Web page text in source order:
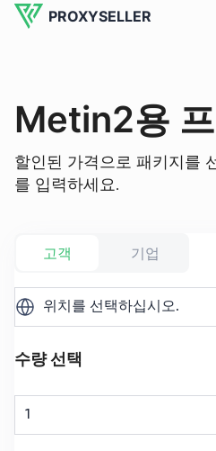
PROXYSELLER
Metin2용
할인된 가격으로 패키지를
를 입력하세요.
고객 기업
위치를 선택하십시오.
수량 선택